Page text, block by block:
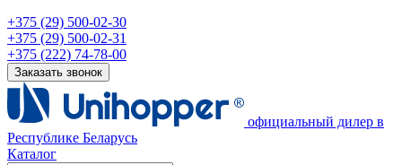
+375 (29) 500-02-30
+375 (29) 500-02-31
+375 (222) 74-78-00
Заказать звонок
официальный дилер в
Республике Беларусь
Каталог